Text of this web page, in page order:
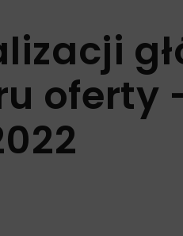
oferty